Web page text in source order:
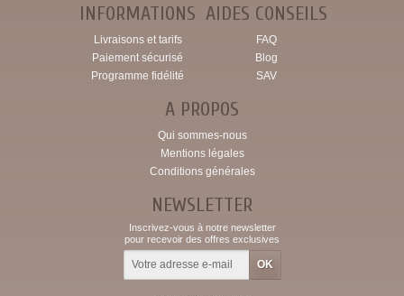
INFORMATIONS
Livraisons et tarifs
Paiement sécurisé
Programme fidélité
AIDES CONSEILS
FAQ
Blog
SAV
A PROPOS
Qui sommes-nous
Mentions légales
Conditions générales
NEWSLETTER
Inscrivez-vous à notre newsletter
pour recevoir des offres exclusives